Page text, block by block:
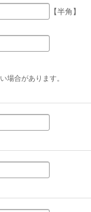
【半角】
場合があります。